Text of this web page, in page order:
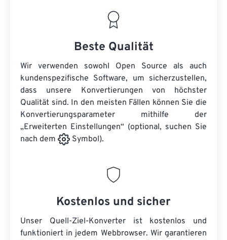
Beste Qualität
Wir verwenden sowohl Open Source als auch
kundenspezifische Software, um sicherzustellen,
dass unsere Konvertierungen von höchster
Qualität sind. In den meisten Fällen können Sie die
Konvertierungsparameter mithilfe der
„Erweiterten Einstellungen“ (optional, suchen Sie
nach dem
Symbol).
Kostenlos und sicher
Unser Quell-Ziel-Konverter ist kostenlos und
funktioniert in jedem Webbrowser. Wir garantieren